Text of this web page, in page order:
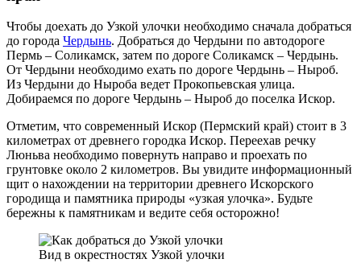
Чтобы доехать до Узкой улочки необходимо сначала добраться
до города Чердынь. Добраться до Чердыни по автодороге
Пермь – Соликамск, затем по дороге Соликамск – Чердынь.
От Чердыни необходимо ехать по дороге Чердынь – Ныроб.
Из Чердыни до Ныроба ведет Прокопьевская улица.
Добираемся по дороге Чердынь – Ныроб до поселка Искор.
Отметим, что современный Искор (Пермский край) стоит в 3
километрах от древнего городка Искор. Переехав речку
Люньва необходимо повернуть направо и проехать по
грунтовке около 2 километров. Вы увидите информационный
щит о нахождении на территории древнего Искорского
городища и памятника природы «узкая улочка». Будьте
бережны к памятникам и ведите себя осторожно!
Вид в окрестностях Узкой улочки